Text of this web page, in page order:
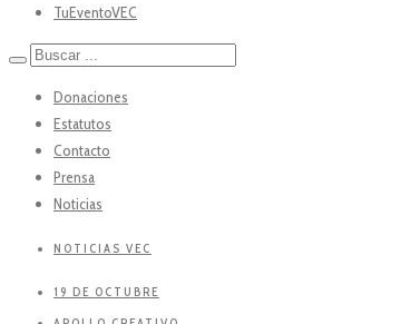
TuEventoVEC
Donaciones
Estatutos
Contacto
Prensa
Noticias
NOTICIAS VEC
19 DE OCTUBRE